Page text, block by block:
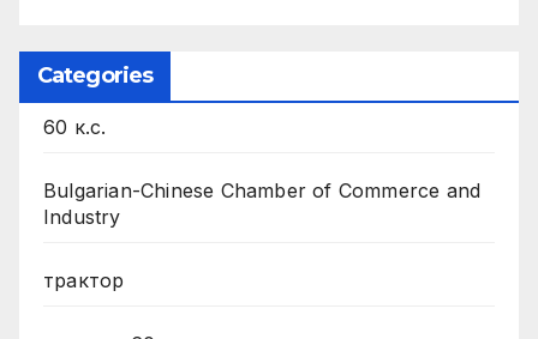
Categories
60 к.с.
Bulgarian-Chinese Chamber of Commerce and
Industry
трактор